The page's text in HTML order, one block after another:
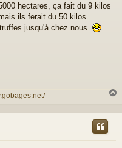
hectares, ça fait du 9 kilos
ils ferait du 50 kilos
jusqu'à chez nous.
u